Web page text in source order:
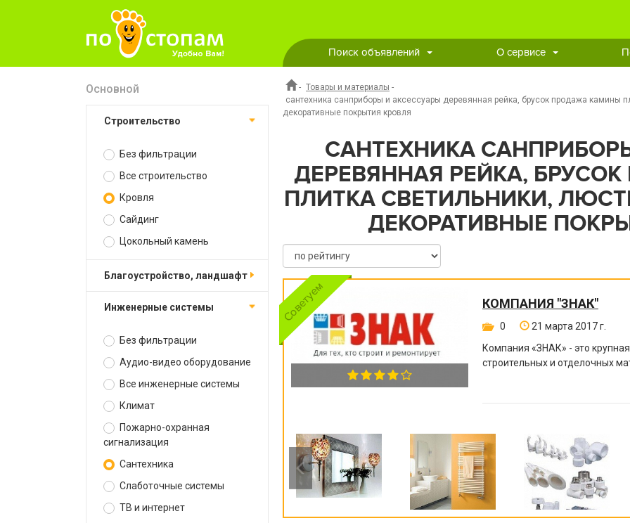
Поиск объявлений О сервисе
Основной
Строительство
Без фильтрации
Все строительство
Кровля
Сайдинг
Цокольный камень
Благоустройство, ландшафт
Инженерные системы
Без фильтрации
Аудио-видео оборудование
Все инженерные системы
Климат
Пожарно-охранная
сигнализация
Сантехника
Слаботочные системы
ТВ и интернет
- Товары и материалы -
сантехника санприборы и аксессуары деревянная рейка, брусок продажа камины
декоративные покрытия кровля
САНТЕХНИКА
ДЕРЕВЯННАЯ РЕЙКА,
ПЛИТКА СВЕТИЛЬНИКИ,
ДЕКОРАТИВНЫЕ
КОМПАНИЯ "ЗНАК"
0
21 марта 2017 г.
Компания «ЗНАК» - это
строительных и отделочных